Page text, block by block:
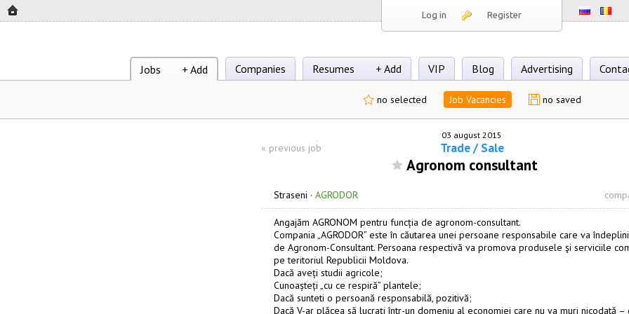
Log in Register
Jobs + Add Companies Resumes + Add VIP Blog Advertising
no selected Job Vacancies no saved
03 august 2015
« previous job Trade / Sale
Agronom consultant
Straseni · AGRODOR
Angajăm AGRONOM pentru funcția de agronom-consultant.
Compania „AGRODOR” este în căutarea unei persoane responsabile care va
de Agronom-Consultant. Persoana respectivă va promova produsele şi serviciile
pe teritoriul Republicii Moldova.
Dacă aveți studii agricole;
Cunoașteți „cu ce respiră” plantele;
Dacă sunteti o persoană responsabilă, pozitivă;
Dacă V-ar plăcea să lucrați într-un domeniu al economiei care nu va muri nicodată –